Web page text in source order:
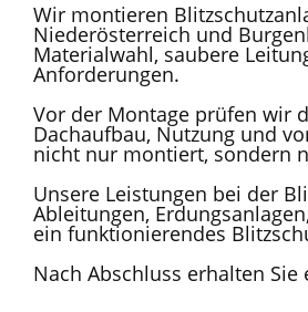
Wir montieren
Niederösterreich und
Materialwahl, saubere
Anforderungen.
Vor der Montage prüfen wir
Dachaufbau, Nutzung und
nicht nur montiert, sondern
Unsere Leistungen bei der
Ableitungen,
ein funktionierendes
Nach Abschluss erhalten